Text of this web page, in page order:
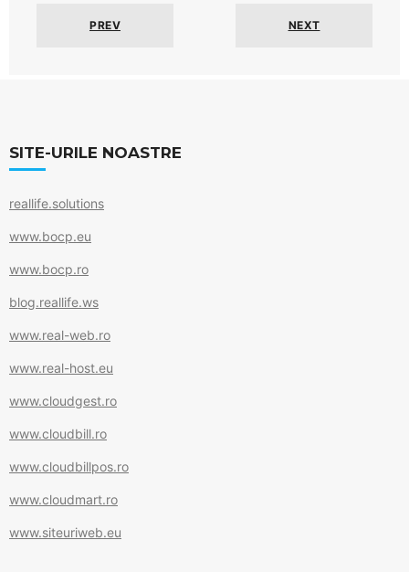
PREV NEXT
SITE-URILE NOASTRE
reallife.solutions
www.bocp.eu
www.bocp.ro
blog.reallife.ws
www.real-web.ro
www.real-host.eu
www.cloudgest.ro
www.cloudbill.ro
www.cloudbillpos.ro
www.cloudmart.ro
www.siteuriweb.eu